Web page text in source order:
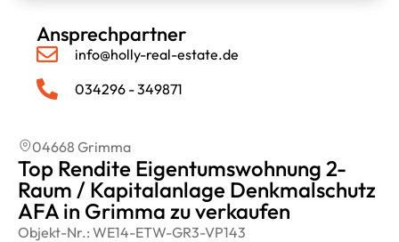
Ansprechpartner
info@holly-real-estate.de
034296 - 349871
04668 Grimma
Top Rendite Eigentumswohnung 2-
Raum / Kapitalanlage Denkmalschutz
AFA in Grimma zu verkaufen
Objekt-Nr.: WE14-ETW-GR3-VP143